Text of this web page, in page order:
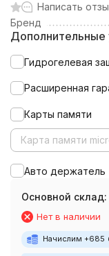
Написать
Бренд
Дополнительные
Гидрогелевая
Расширенная
Карты памяти
Карта памяти
Авто держатель
Основной склад:
Нет в наличии
Начислим +685